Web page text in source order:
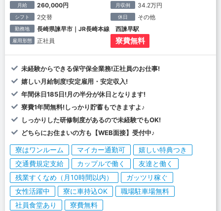
月給 260,000円 月収例 34.2万円
シフト 2交替 休日 その他
勤務地 長崎県諫早市｜JR長崎本線 西諫早駅
雇用形態 正社員 寮費無料
未経験からできる保守保全業務!正社員のお仕事!
嬉しい月給制度!安定雇用・安定収入!
年間休日185日!月の半分が休日となります!
寮費1年間無料!しっかり貯蓄もできますよ♪
しっかりした研修制度があるので未経験でもOK!
どちらにお住まいの方も【WEB面接】受付中♪
寮はワンルーム マイカー通勤可
嬉しい特典つき
交通費規定支給
カップルで働く
友達と働く
残業すくなめ（月10時間以内）
ガッツリ稼ぐ
女性活躍中
寮に車持込OK
職場駐車場無料
社員食堂あり
寮費無料